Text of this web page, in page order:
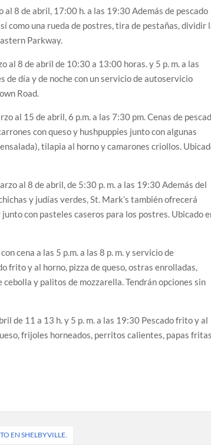
al 8 de abril, 17:00 h. a las 19:30 Además de pescado
como una rueda de postres, tira de pestañas, dividir
Parkway.
al 8 de abril de 10:30 a 13:00 horas. y 5 p. m. a las
día y de noche con un servicio de autoservicio
Road.
al 15 de abril, 6 p.m. a las 7:30 pm. Cenas de
con queso y hushpuppies junto con algunas
tilapia al horno y camarones criollos.
al 8 de abril, de 5:30 p. m. a las 19:30 Además del
y judías verdes, St. Mark’s también ofrecerá
con pasteles caseros para los postres. Ubicado
cena a las 5 p.m. a las 8 p. m. y servicio de
frito y al horno, pizza de queso, ostras enrolladas,
y palitos de mozzarella. Tendrán opciones sin
de 11 a 13 h. y 5 p. m. a las 19:30 Pescado frito y al
frijoles horneados, perritos calientes, papas
EN SHELBYVILLE.